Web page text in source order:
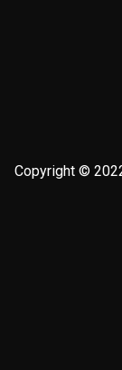
Copyright ©